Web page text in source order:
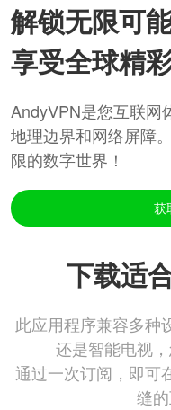
解锁无限可
享受全球精
AndyVPN是您互联网
地理边界和网络屏障
限的数字世界！
获
下载适
此应用程序兼容多种
还是智能电视
通过一次订阅，即可
缝的